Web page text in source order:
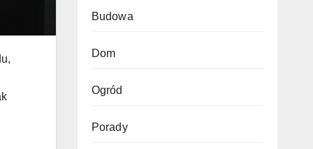
Budowa
Dom
Ogród
Porady